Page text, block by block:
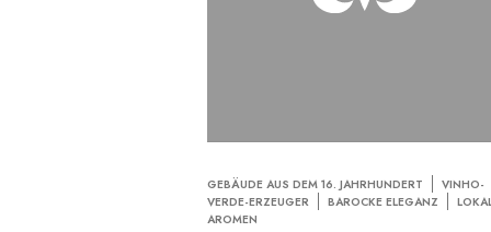
GEBÄUDE AUS DEM 16. JAHRHUNDERT
VINHO-
VERDE-ERZEUGER
BAROCKE ELEGANZ
AROMEN